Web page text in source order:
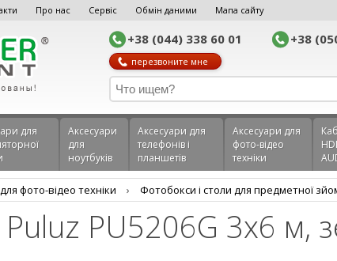
Про нас Сервіс Обмін даними Мапа сайту
+38 (044) 338 60 01 +38
перезвоните мне
для
Аксесуари
для
ноутбуків
Аксеcуари для
телефонів і
планшетів
Аксесуари для
фото-відео
техніки
фото-відео техніки › Фотобокси і столи для предметної
PU5206G 3x6 м,